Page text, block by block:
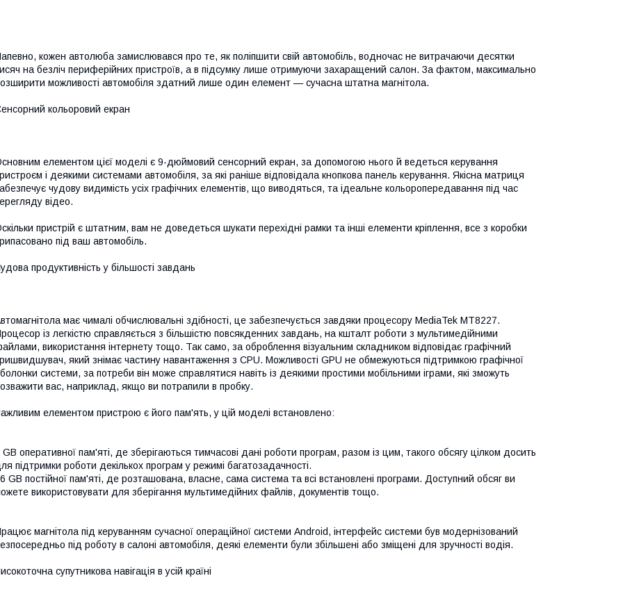
кожен автолюба замислювався про те, як поліпшити свій автомобіль, водночас не витрачаючи десятки
на безліч периферійних пристроїв, а в підсумку лише отримуючи захаращений салон. За фактом, максимально
можливості автомобіля здатний лише один елемент — сучасна штатна магнітола.
кольоровий екран
елементом цієї моделі є 9-дюймовий сенсорний екран, за допомогою нього й ведеться керування
і деякими системами автомобіля, за які раніше відповідала кнопкова панель керування. Якісна матриця
чудову видимість усіх графічних елементів, що виводяться, та ідеальне кольоропередавання під час
відео.
пристрій є штатним, вам не доведеться шукати перехідні рамки та інші елементи кріплення, все з коробки
під ваш автомобіль.
продуктивність у більшості завдань
має чималі обчислювальні здібності, це забезпечується завдяки процесору MediaTek MT8227.
із легкістю справляється з більшістю повсякденних завдань, на кшталт роботи з мультимедійними
використання інтернету тощо. Так само, за оброблення візуальним складником відповідає графічний
який знімає частину навантаження з CPU. Можливості GPU не обмежуються підтримкою графічної
системи, за потреби він може справлятися навіть із деякими простими мобільними іграми, які зможуть
вас, наприклад, якщо ви потрапили в пробку.
елементом пристрою є його пам'ять, у цій моделі встановлено:
GB оперативної пам'яті, де зберігаються тимчасові дані роботи програм, разом із цим, такого обсягу цілком досить
підтримки роботи декількох програм у режимі багатозадачності.
GB постійної пам'яті, де розташована, власне, сама система та всі встановлені програми. Доступний обсяг ви
використовувати для зберігання мультимедійних файлів, документів тощо.
магнітола під керуванням сучасної операційної системи Android, інтерфейс системи був модернізований
під роботу в салоні автомобіля, деякі елементи були збільшені або зміщені для зручності водія.
супутникова навігація в усій країні